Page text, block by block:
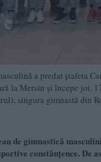
a predat ștafeta
la Mersin și începe joi,
singura gimnastă din
de gimnastică
constănțence. De